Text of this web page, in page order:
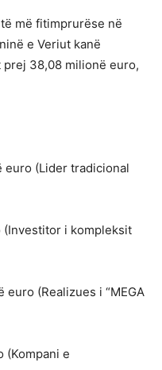
më fitimprurëse në
e Veriut kanë
38,08 milionë euro,
euro (Lider tradicional
(Investitor i kompleksit
(Realizues i “MEGA
(Kompani e